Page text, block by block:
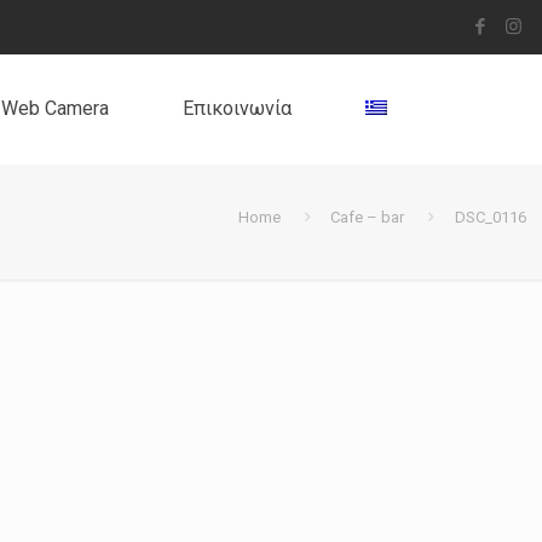
Web Camera Επικοινωνία
Home Cafe – bar DSC_0116